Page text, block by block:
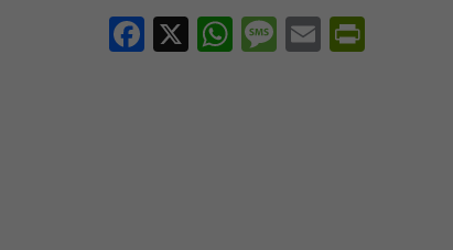
Facebook
X WhatsApp
Message
Email